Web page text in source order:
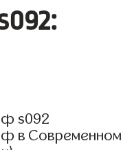
s092
в Современном